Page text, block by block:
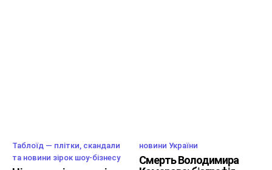
Таблоїд — плітки, скандали
та новини зірок шоу-бізнесу
новини України
Смерть Володимира